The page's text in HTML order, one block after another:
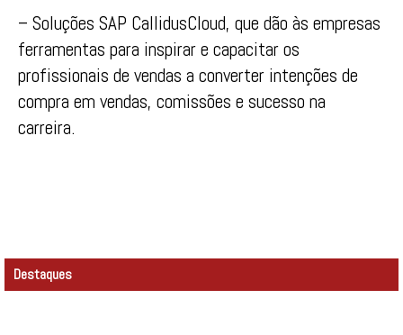
– Soluções SAP CallidusCloud, que dão às empresas
ferramentas para inspirar e capacitar os
profissionais de vendas a converter intenções de
compra em vendas, comissões e sucesso na
carreira.
Destaques